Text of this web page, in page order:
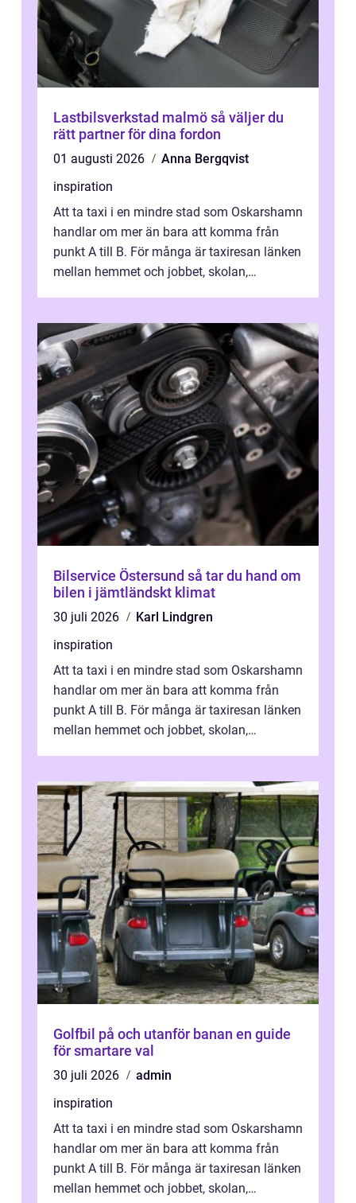
Lastbilsverkstad malmö så väljer du
rätt partner för dina fordon
01 augusti 2026
Anna Bergqvist
inspiration
Att ta taxi i en mindre stad som Oskarshamn
handlar om mer än bara att komma från
punkt A till B. För många är taxiresan länken
mellan hemmet och jobbet, skolan,
Bilservice Östersund så tar du hand om
bilen i jämtländskt klimat
30 juli 2026
Karl Lindgren
inspiration
Att ta taxi i en mindre stad som Oskarshamn
handlar om mer än bara att komma från
punkt A till B. För många är taxiresan länken
mellan hemmet och jobbet, skolan,
Golfbil på och utanför banan en guide
för smartare val
30 juli 2026
admin
inspiration
Att ta taxi i en mindre stad som Oskarshamn
handlar om mer än bara att komma från
punkt A till B. För många är taxiresan länken
mellan hemmet och jobbet, skolan,